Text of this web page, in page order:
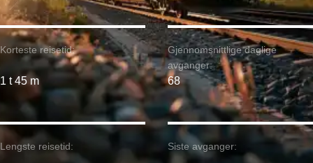
Korteste reisetid:
1 t 45 m
Lengste reisetid:
Gjennomsnittlige daglige
avganger:
68
Siste avganger: